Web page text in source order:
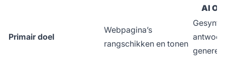
AI
Primair doel
Webpagina’s
rangschikken en tonen